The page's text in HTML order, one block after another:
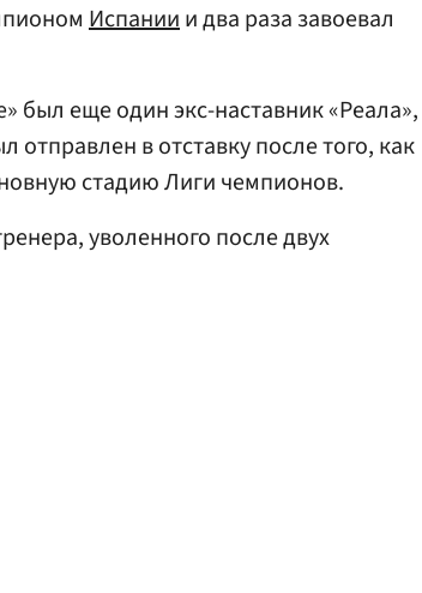
Испаниии два раза завоевал
был еще один экс-наставник «Реала»,
в отставку после того, как
стадию Лиги чемпионов.
уволенного после двух